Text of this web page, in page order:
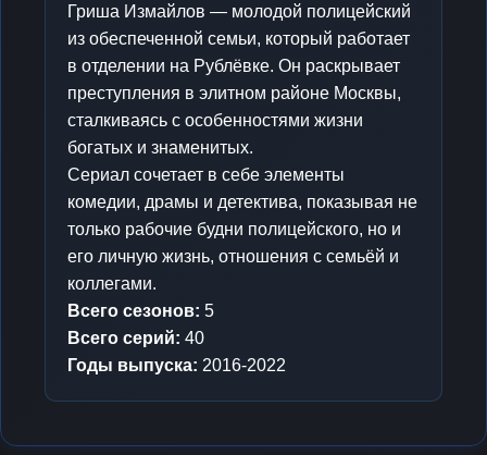
Гриша Измайлов — молодой полицейский
из обеспеченной семьи, который работает
в отделении на Рублёвке. Он раскрывает
преступления в элитном районе Москвы,
сталкиваясь с особенностями жизни
богатых и знаменитых.
Сериал сочетает в себе элементы
комедии, драмы и детектива, показывая не
только рабочие будни полицейского, но и
его личную жизнь, отношения с семьёй и
коллегами.
Всего сезонов: 5
Всего серий: 40
Годы выпуска: 2016-2022